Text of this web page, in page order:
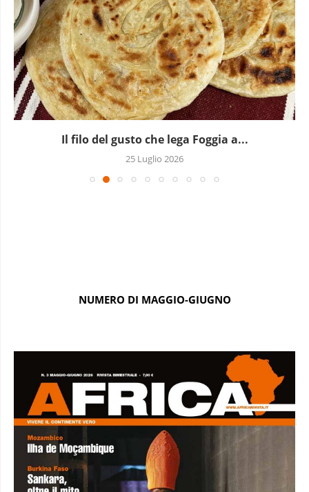
Il filo del gusto che lega Foggia a...
25 Luglio 2026
NUMERO DI MAGGIO-GIUGNO